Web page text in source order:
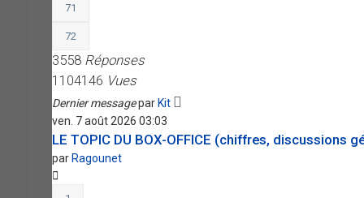
71
72
3558 Réponses
1104146 Vues
Dernier messagepar Kit
ven. 7 août 2026 03:03
LE TOPIC DU BOX-OFFICE (chiffres, discussions
par Ragounet